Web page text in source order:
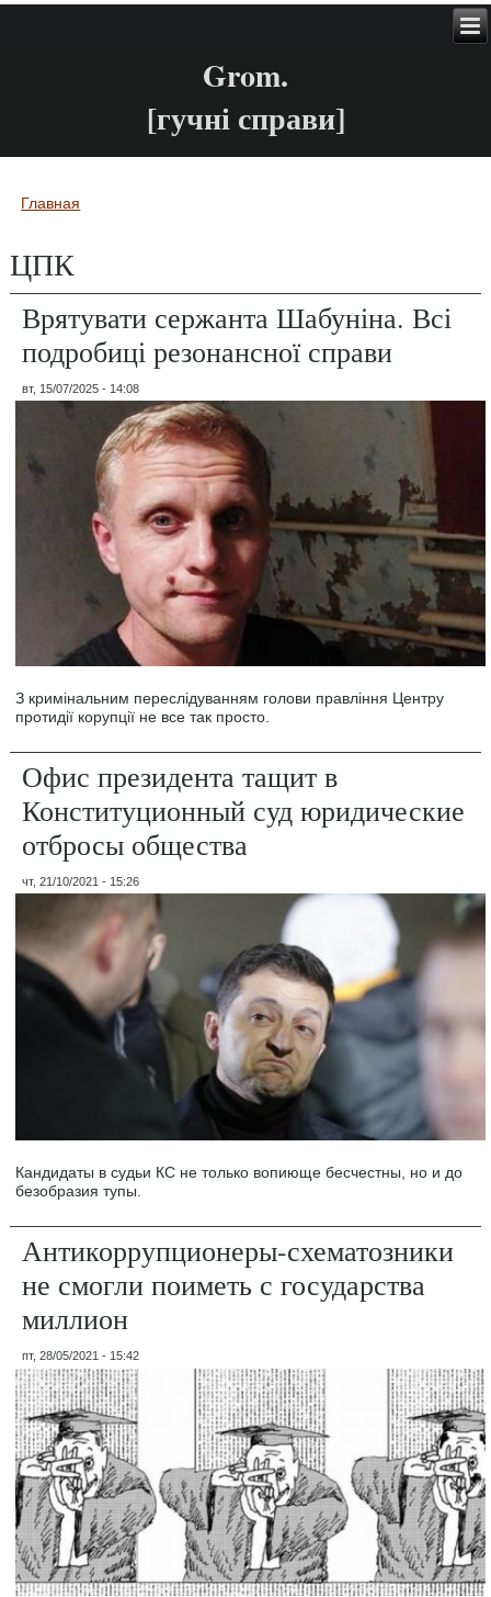
Grom.
[гучні справи]
Вы здесь
Главная
ЦПК
Врятувати сержанта Шабуніна. Всі
подробиці резонансної справи
вт, 15/07/2025 - 14:08
З кримінальним переслідуванням голови правління Центру
протидії корупції не все так просто.
Офис президента тащит в
Конституционный суд юридические
отбросы общества
чт, 21/10/2021 - 15:26
Кандидаты в судьи КС не только вопиюще бесчестны, но и до
безобразия тупы.
Антикоррупционеры-схематозники
не смогли поиметь с государства
миллион
пт, 28/05/2021 - 15:42